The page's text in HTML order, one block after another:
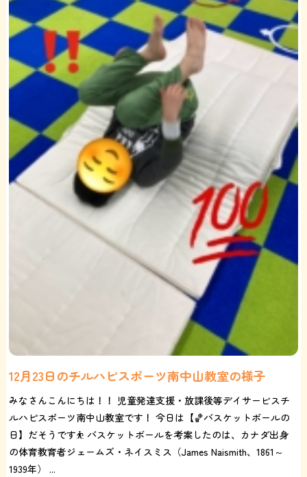
12月23日のチルハピスポーツ南中山教室の様子
みなさんこんにちは！！ 児童発達支援・放課後等デイサービスチ
ルハピスポーツ南中山教室です！ 今日は【🏀バスケットボールの
日】だそうです⛹️ バスケットボールを考案したのは、カナダ出身
の体育教育者ジェームズ・ネイスミス（James Naismith、1861～
1939年） ...